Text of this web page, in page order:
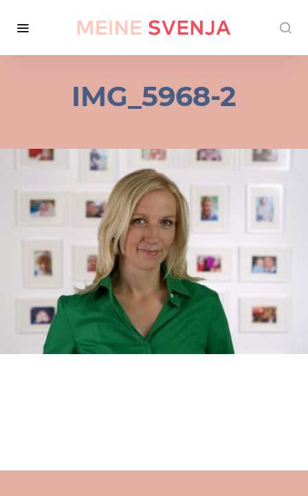
IMG_5968-2